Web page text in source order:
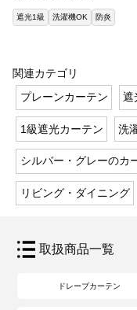
遮光1級 洗濯機OK 防炎
関連カテゴリ
プレーンカーテン
遮
1級遮光カーテン 洗
シルバー・グレーのカ
リビング・ダイニング
取扱商品一覧
ドレープカーテン